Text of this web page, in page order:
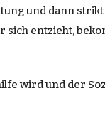
und dann strikt
sich entzieht,
wird und der